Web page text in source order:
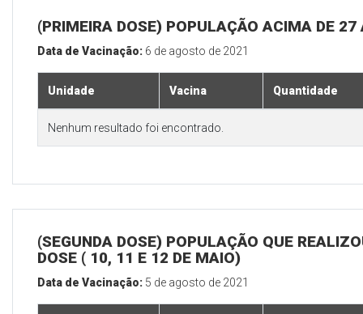
(PRIMEIRA DOSE) POPULAÇÃO ACIMA DE 27
Data de Vacinação: 6 de agosto de 2021
Unidade Vacina Quantidade
Nenhum resultado foi encontrado.
(SEGUNDA DOSE) POPULAÇÃO QUE
DOSE ( 10, 11 E 12 DE MAIO)
Data de Vacinação: 5 de agosto de 2021